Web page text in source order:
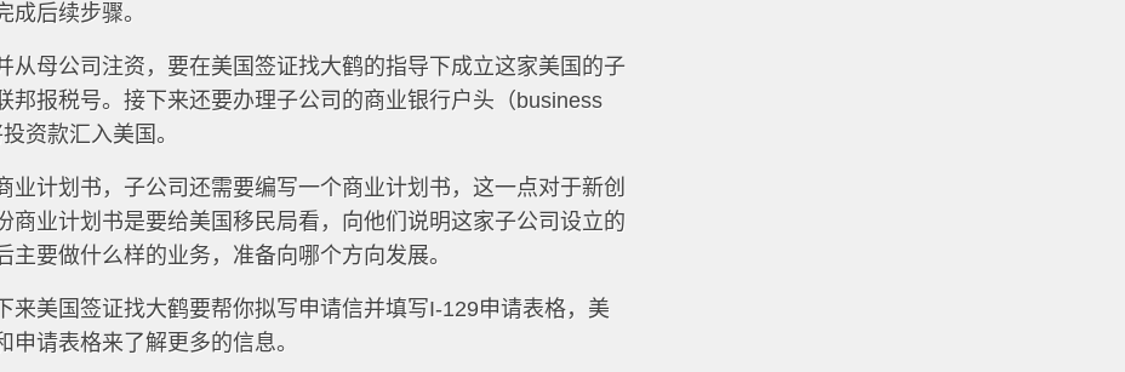
成后续步骤。
从母公司注资，要在美国签证找大鹤的指导下成立这家美国的子
邦报税号。接下来还要办理子公司的商业银行户头（business
资款汇入美国。
业计划书，子公司还需要编写一个商业计划书，这一点对于新创
商业计划书是要给美国移民局看，向他们说明这家子公司设立的
主要做什么样的业务，准备向哪个方向发展。
来美国签证找大鹤要帮你拟写申请信并填写I-129申请表格，美
申请表格来了解更多的信息。